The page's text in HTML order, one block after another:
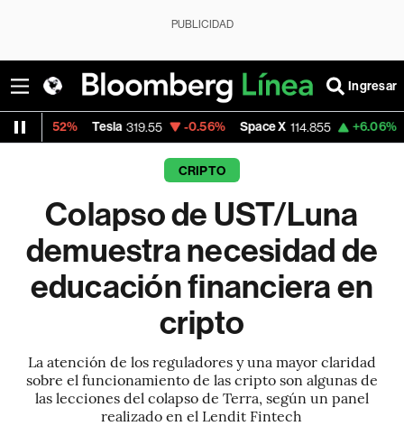
PUBLICIDAD
Ingresar
319.55 -0.56% Space X 114.855 +6.06% Dólar Oficial
CRIPTO
Colapso de UST/Luna
demuestra necesidad de
educación financiera en
cripto
La atención de los reguladores y una mayor claridad
sobre el funcionamiento de las cripto son algunas de
las lecciones del colapso de Terra, según un panel
realizado en el Lendit Fintech